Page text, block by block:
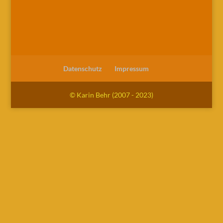
Datenschutz Impressum
© Karin Behr (2007 - 2023)